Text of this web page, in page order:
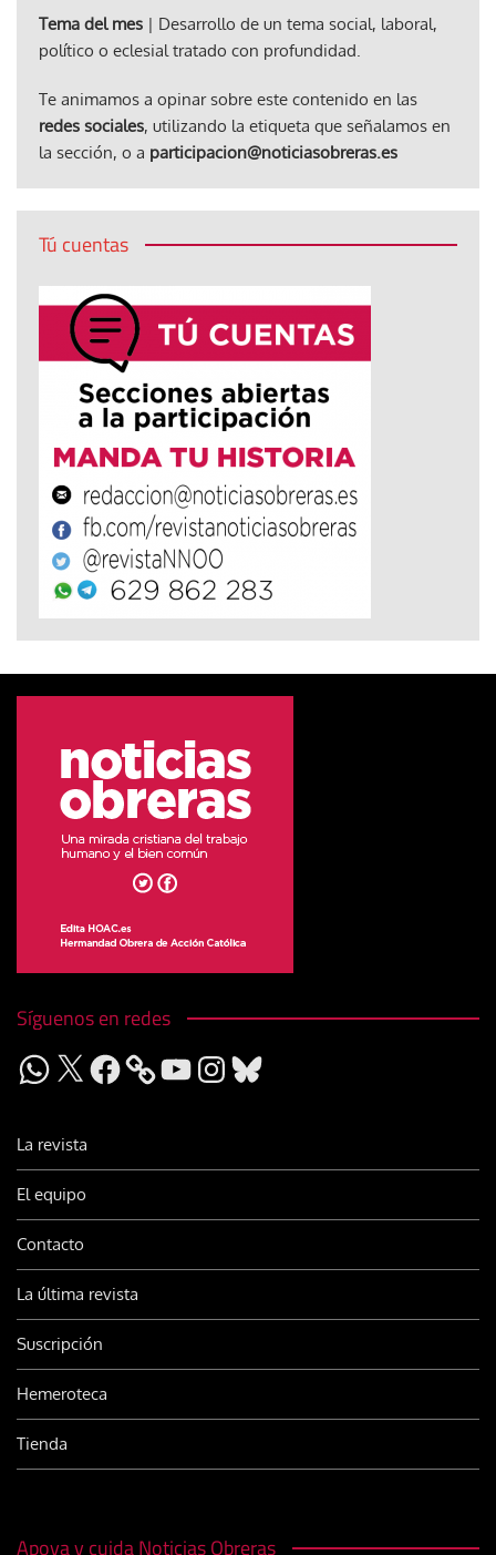
Tema del mes | Desarrollo de un tema social, laboral,
político o eclesial tratado con profundidad.
Te animamos a opinar sobre este contenido en las
redes sociales, utilizando la etiqueta que señalamos en
la sección, o a participacion@noticiasobreras.es
Tú cuentas
Síguenos en redes
WhatsApp
X Facebook YouTubeInstagram
Bluesky
La revista
El equipo
Contacto
La última revista
Suscripción
Hemeroteca
Tienda
Apoya y cuida Noticias Obreras